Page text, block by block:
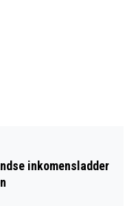
inkomensladder